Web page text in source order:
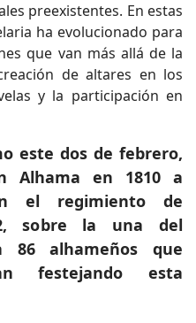
preexistentes. En estas
ha evolucionado para
que van más allá de la
de altares en los
y la participación en
este dos de febrero,
Alhama en 1810 a
el regimiento de
sobre la una del
86 alhameños que
festejando esta